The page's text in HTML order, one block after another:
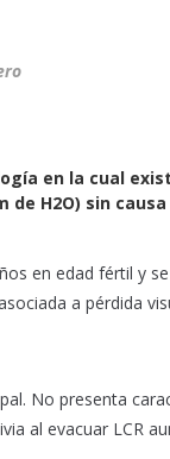
en la cual
H2O) sin
en edad fértil y
a pérdida
No presenta
al evacuar LCR